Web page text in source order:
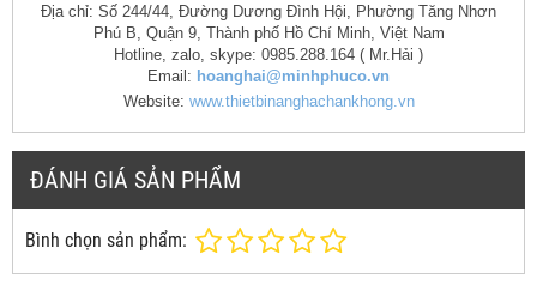
Địa chỉ: Số 244/44, Đường Dương Đình Hội, Phường Tăng Nhơn
Phú B, Quận 9, Thành phố Hồ Chí Minh, Việt Nam
Hotline, zalo, skype: 0985.288.164 ( Mr.Hải )
Email: hoanghai@minhphuco.vn
Website: www.thietbinanghachankhong.vn
ĐÁNH GIÁ SẢN PHẨM
Bình chọn sản phẩm: